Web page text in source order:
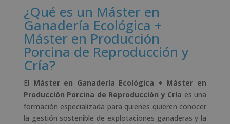
¿Qué es un Máster en
Ganadería Ecológica +
Máster en Producción
Porcina de Reproducción y
Cría?
El Máster en Ganadería Ecológica + Máster en
Producción Porcina de Reproducción y Cría es una
formación especializada para quienes quieren conocer
la gestión sostenible de explotaciones ganaderas y la